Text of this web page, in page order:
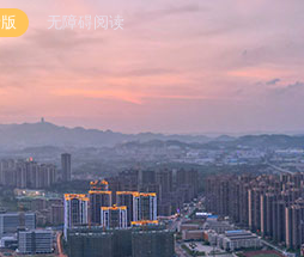
无障碍阅读